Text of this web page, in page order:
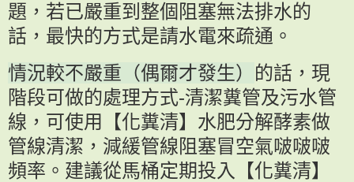
題，若已嚴重到整個阻塞無法排水的
話，最快的方式是請水電來疏通。
情況較不嚴重（偶爾才發生） 的話，現
階段可做的處理方式-清潔糞管及污水管
線，可使用【化糞清】水肥分解酵素做
管線清潔，減緩管線阻塞冒空氣啵啵啵
頻率。建議從馬桶定期投入【化糞清】